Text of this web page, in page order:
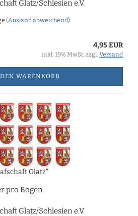
Glatz/Schlesien e.V.
(Ausland abweichend)
4,95 EUR
inkl. 19% MwSt. zzgl. Versand
WARENKORB
Glatz"
pro Bogen
Glatz/Schlesien e.V.